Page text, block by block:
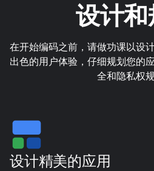
设计
在开始编码之前，请做功课以设
出色的用户体验，仔细规划您的
全和隐私权规
设计精美的应用